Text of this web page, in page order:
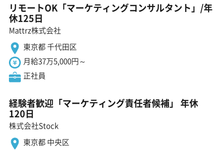
リモートOK「マーケティングコンサルタント」/年
休125日
Mattrz株式会社
東京都 千代田区
月給37万5,000円～
正社員
経験者歓迎「マーケティング責任者候補」 年休
120日
株式会社Stock
東京都 中央区